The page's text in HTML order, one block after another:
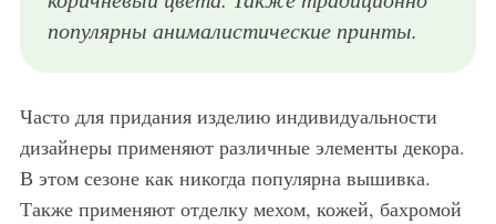
популярны анималистические принты.
Часто для придания изделию индивидуальности
дизайнеры применяют различные элементы декора.
В этом сезоне как никогда популярна вышивка.
Также применяют отделку мехом, кожей, бахромой